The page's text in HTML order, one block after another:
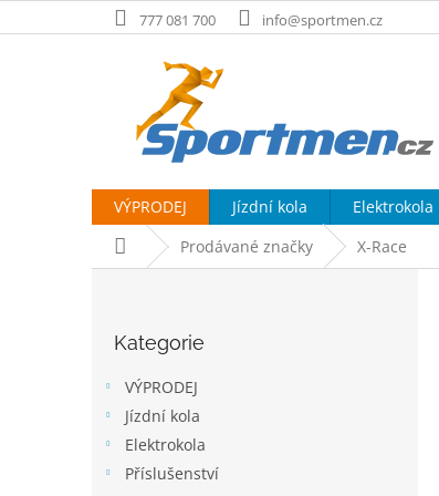
na
777 081 700 info@sportmen.cz
VÝPRODEJ Jízdní kola Elektrokola
Domů Prodávané značky X-Race
kategorie
Kategorie
VÝPRODEJ
Jízdní kola
Elektrokola
Příslušenství